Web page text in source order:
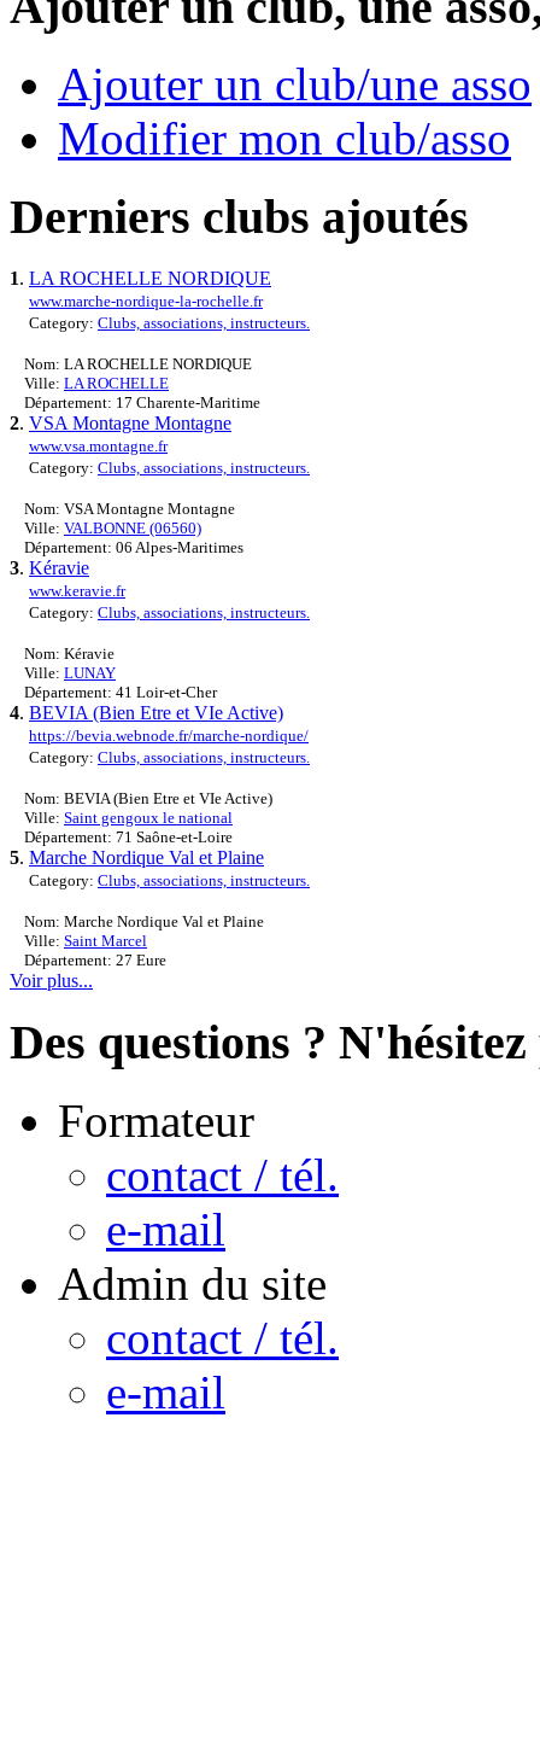
Ajouter un club/une asso
Modifier mon club/asso
Derniers clubs ajoutés
1. LA ROCHELLE NORDIQUE
www.marche-nordique-la-rochelle.fr
Category: Clubs, associations, instructeurs.
Nom: LA ROCHELLE NORDIQUE
Ville: LA ROCHELLE
Département: 17 Charente-Maritime
2. VSA Montagne Montagne
www.vsa.montagne.fr
Category: Clubs, associations, instructeurs.
Nom: VSA Montagne Montagne
Ville: VALBONNE (06560)
Département: 06 Alpes-Maritimes
3. Kéravie
www.keravie.fr
Category: Clubs, associations, instructeurs.
Nom: Kéravie
Ville: LUNAY
Département: 41 Loir-et-Cher
4. BEVIA (Bien Etre et VIe Active)
https://bevia.webnode.fr/marche-nordique/
Category: Clubs, associations, instructeurs.
Nom: BEVIA (Bien Etre et VIe Active)
Ville: Saint gengoux le national
Département: 71 Saône-et-Loire
5. Marche Nordique Val et Plaine
Category: Clubs, associations, instructeurs.
Nom: Marche Nordique Val et Plaine
Ville: Saint Marcel
Département: 27 Eure
Voir plus...
Des questions ?
Formateur
contact / tél.
e-mail
Admin du site
contact / tél.
e-mail